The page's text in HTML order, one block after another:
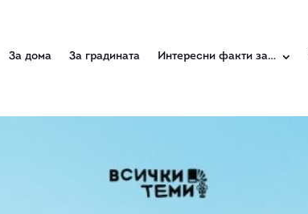
За дома За градината Интересни факти за…